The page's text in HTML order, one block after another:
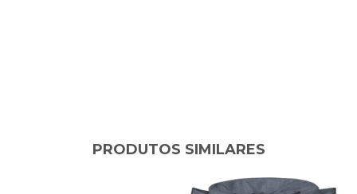
PRODUTOS SIMILARES